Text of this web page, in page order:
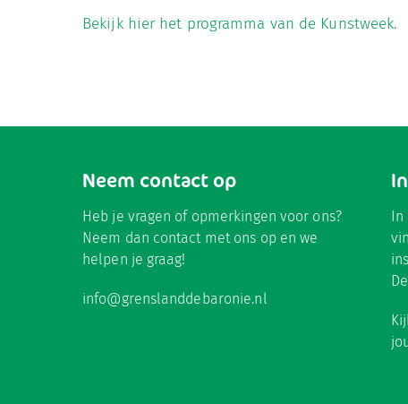
Bekijk hier het programma van de Kunstweek.
Neem contact op
Heb je vragen of opmerkingen voor ons?
Neem dan contact met ons op en we
helpen je graag!
info@grenslanddebaronie.nl
In